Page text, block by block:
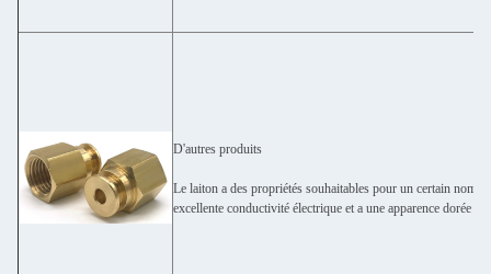
D'autres produits
Le laiton a des propriétés souhaitables pour un certain
excellente conductivité électrique et a une apparence dorée